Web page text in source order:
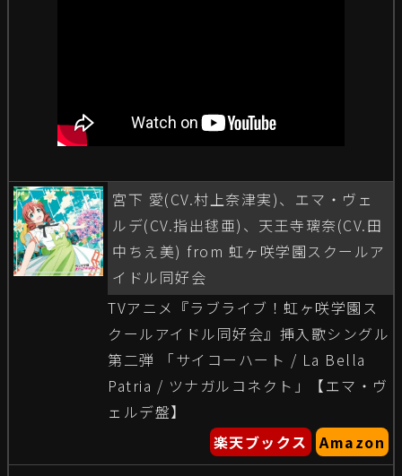
宮下 愛(CV.村上奈津実)、エマ・ヴェ
ルデ(CV.指出毬亜)、天王寺璃奈(CV.田
中ちえ美) from 虹ヶ咲学園スクールア
イドル同好会
TVアニメ『ラブライブ！虹ヶ咲学園ス
クールアイドル同好会』挿入歌シングル
第二弾 「サイコーハート / La Bella
Patria / ツナガルコネクト」【エマ・ヴ
ェルデ盤】
楽天ブックス
Amazon